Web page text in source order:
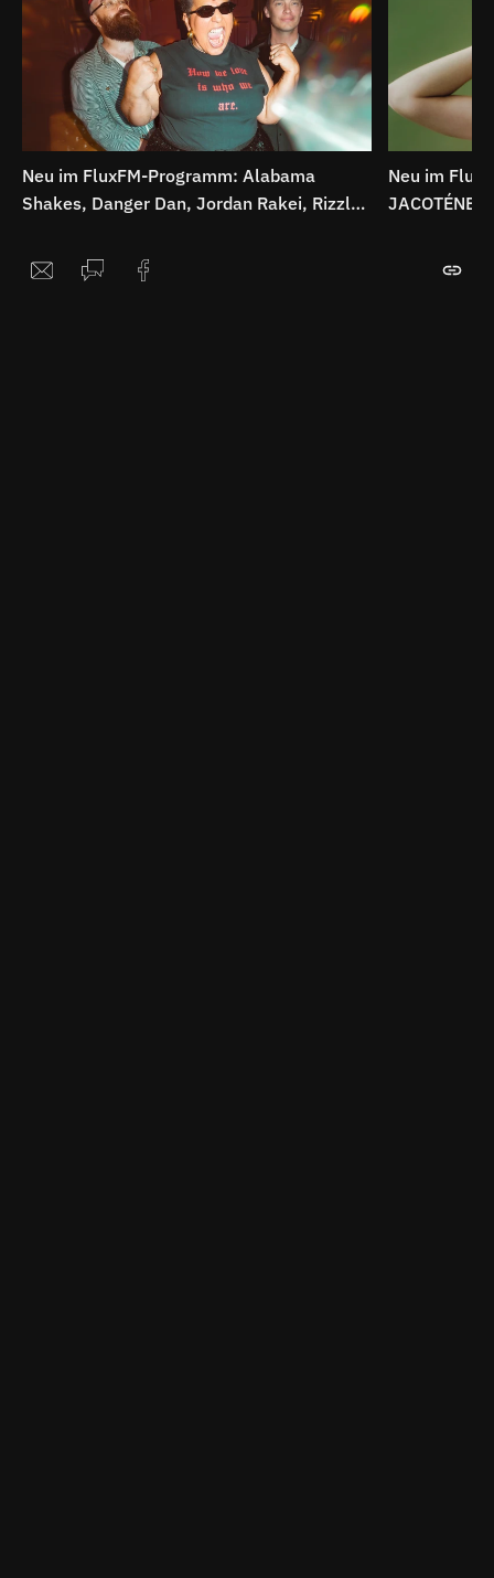
Neu im FluxFM-Programm: Alabama
Shakes, Danger Dan, Jordan Rakei, Rizzle
Neu im
JACOTÉNE,